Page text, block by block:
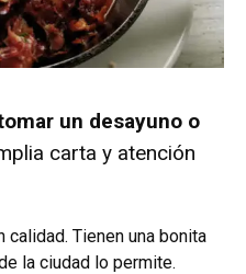
un desayuno o
carta y atención
calidad. Tienen una bonita
la ciudad lo permite.